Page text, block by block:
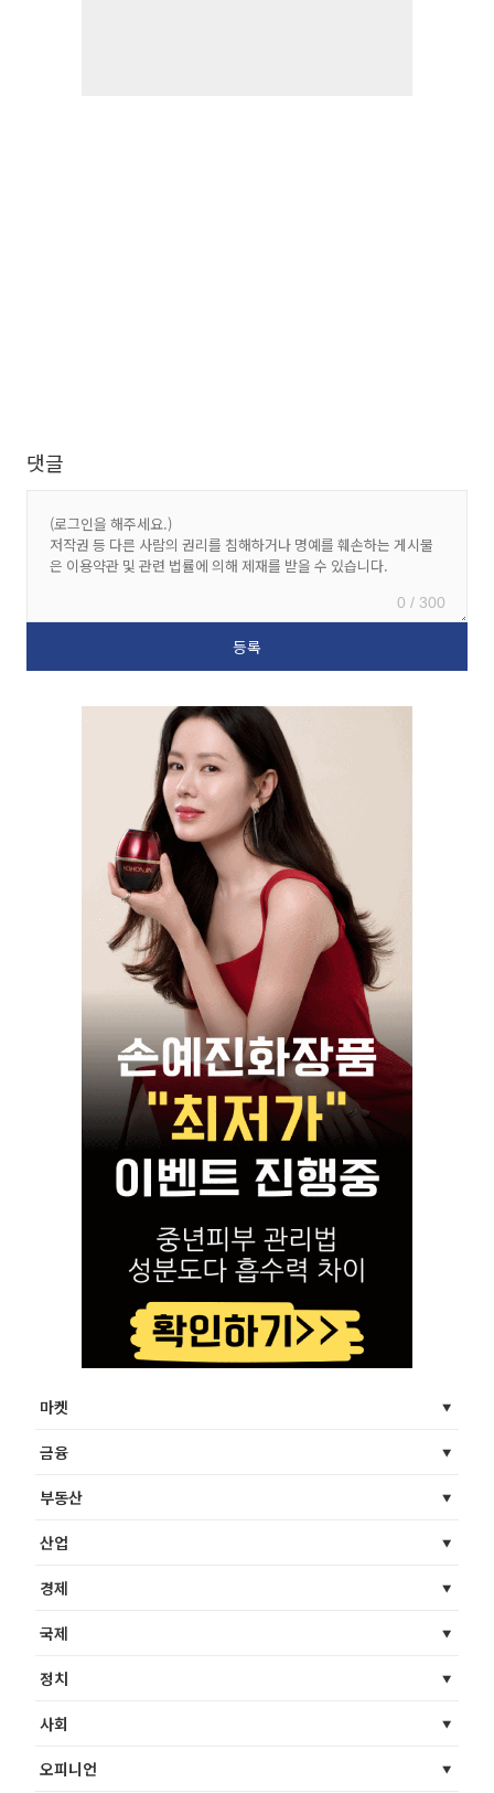
댓글
0 / 300
마켓
금융
부동산
산업
경제
국제
정치
사회
오피니언